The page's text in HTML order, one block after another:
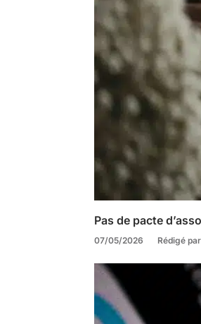
Pas de pacte
07/05/2026 Rédigé